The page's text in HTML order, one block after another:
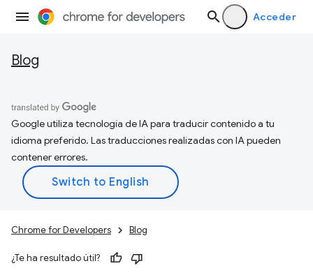
Acceder
Blog
Google utiliza tecnología de IA para traducir contenido a tu
idioma preferido. Las traducciones realizadas con IA pueden
contener errores.
Chrome for Developers Blog
¿Te ha resultado útil?